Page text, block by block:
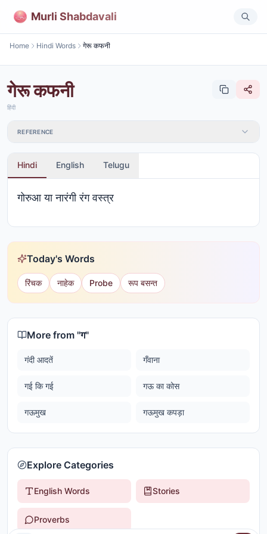
Murli Shabdavali
Home Hindi Words गेरू कफनी
गेरू कफनी
हिंदी
REFERENCE
Hindi English Telugu
गोरुआ या नारंगी रंग वस्त्र
Today's Words
रिंचक नाहेक Probe रूप बसन्त
More from "ग"
गंदी आदतें गँवाना
गई कि गई गऊ का कोस
गऊमुख गऊमुख कपड़ा
Explore Categories
English Words Stories
Proverbs